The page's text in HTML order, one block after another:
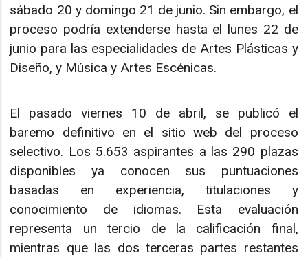
sábado 20 y domingo 21 de junio. Sin embargo, el
proceso podría extenderse hasta el lunes 22 de
junio para las especialidades de Artes Plásticas y
Diseño, y Música y Artes Escénicas.
El pasado viernes 10 de abril, se publicó el
baremo definitivo en el sitio web del proceso
selectivo. Los 5.653 aspirantes a las 290 plazas
disponibles ya conocen sus puntuaciones
basadas en experiencia, titulaciones y
conocimiento de idiomas. Esta evaluación
representa un tercio de la calificación final,
mientras que las dos terceras partes restantes